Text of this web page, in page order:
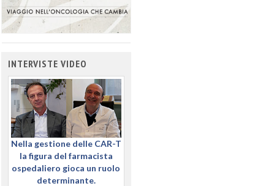
INTERVISTE VIDEO
Nella gestione delle CAR-T
la figura del farmacista
ospedaliero gioca un ruolo
determinante.